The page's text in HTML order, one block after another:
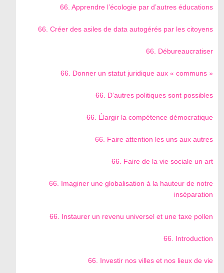
66. Apprendre l’écologie par d’autres éducations
66. Créer des asiles de data autogérés par les citoyens
66. Débureaucratiser
66. Donner un statut juridique aux « communs »
66. D’autres politiques sont possibles
66. Élargir la compétence démocratique
66. Faire attention les uns aux autres
66. Faire de la vie sociale un art
66. Imaginer une globalisation à la hauteur de notre
inséparation
66. Instaurer un revenu universel et une taxe pollen
66. Introduction
66. Investir nos villes et nos lieux de vie